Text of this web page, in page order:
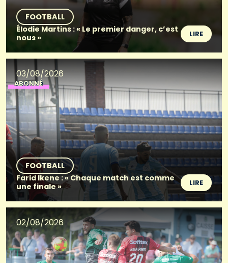
FOOTBALL
Élodie Martins : « Le premier danger, c’est
nous »
LIRE
03/08/2026
ABONNÉ
FOOTBALL
Farid Ikene : « Chaque match est comme
une finale »
LIRE
02/08/2026